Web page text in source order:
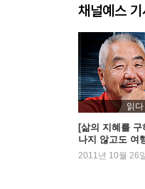
불의 마술
불로 돌아오
황천의 개
꽃과 뼈의 강
픽셀의 만다라
달과 재
제3장 어느
아득히 먼 여
채널예스
읽다
[삶의 지혜를
나지 않고도 여
법, 전설의 방랑
2011년 10월 26일